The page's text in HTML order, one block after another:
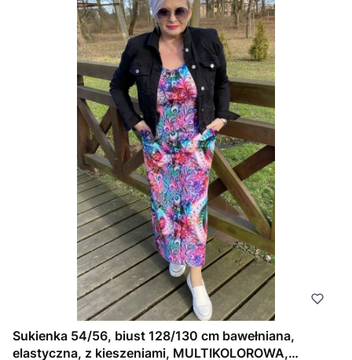
Sukienka 54/56, biust 128/130 cm bawełniana,
elastyczna, z kieszeniami, MULTIKOLOROWA,